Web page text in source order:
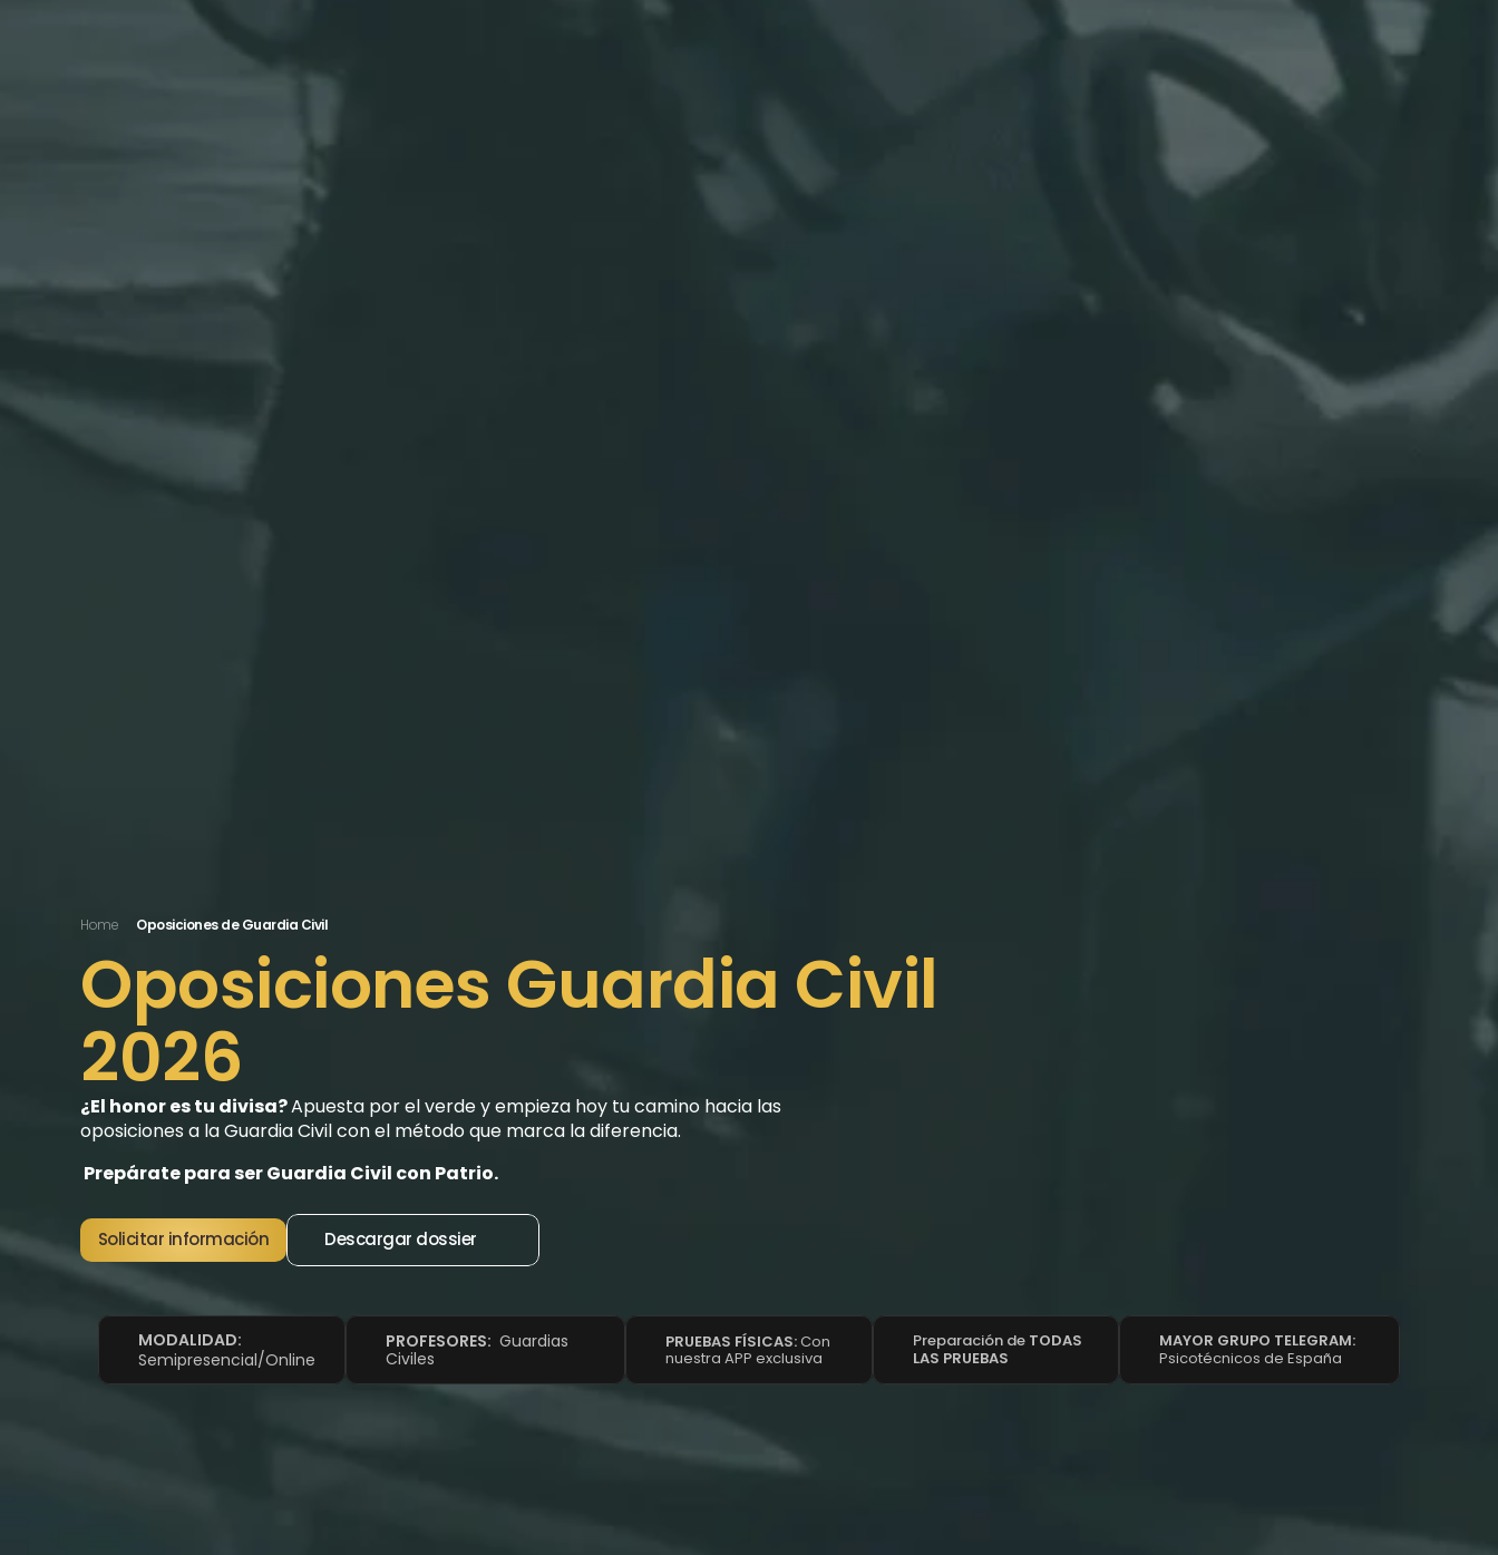
Home Oposiciones de Guardia Civil
Oposiciones Guardia Civil
2026
¿El honor es tu divisa? Apuesta por el verde y empieza hoy tu camino hacia las
oposiciones a la Guardia Civil con el método que marca la diferencia.
Prepárate para ser Guardia Civil con Patrio.
Solicitar información Descargar dossier
Semipresencial/Online
PROFESORES: Guardias
Civiles
PRUEBAS FÍSICAS: Con
nuestra APP exclusiva
Preparación de TODAS
LAS PRUEBAS
Psicotécnicos de España